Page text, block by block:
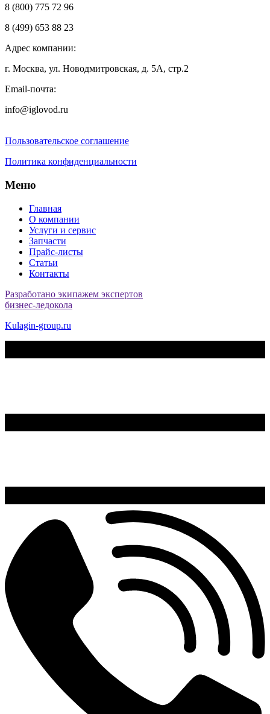
8 (800) 775 72 96
8 (499) 653 88 23
Адрес компании:
г. Москва, ул. Новодмитровская, д. 5А, стр.2
Email-почта:
info@iglovod.ru
Пользовательское соглашение
Политика конфиденциальности
Меню
Главная
О компании
Услуги и сервис
Запчасти
Прайс-листы
Статьи
Контакты
Разработано экипажем экспертов
бизнес-ледокола
Kulagin-group.ru